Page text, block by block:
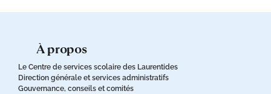
à propos
Le Centre de services scolaire des Laurentides
Direction générale et services administratifs
Gouvernance, conseils et comités